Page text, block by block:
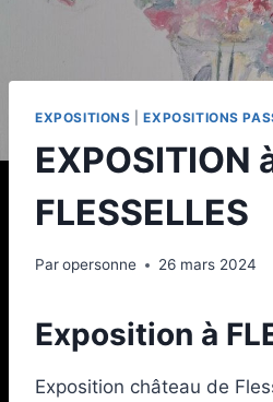
EXPOSITIONS |EXPOSITIONS
EXPOSITION
FLESSELLES
Paropersonne 26 mars 2024
Exposition à
Exposition château de